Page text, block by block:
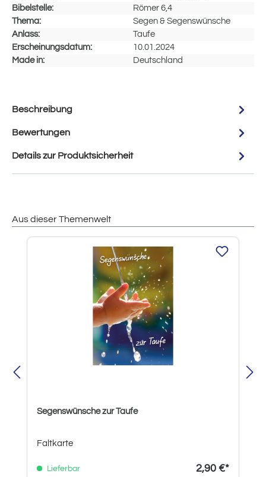
Bibelstelle:
Römer 6,4
Thema:
Segen & Segenswünsche
Anlass:
Taufe
Erscheinungsdatum:
10.01.2024
Made in:
Deutschland
Beschreibung
Bewertungen
Details zur Produktsicherheit
Aus dieser Themenwelt
Produktgalerie überspringen
Segenswünsche zur Taufe
Faltkarte
Lieferbar 2,90 €*